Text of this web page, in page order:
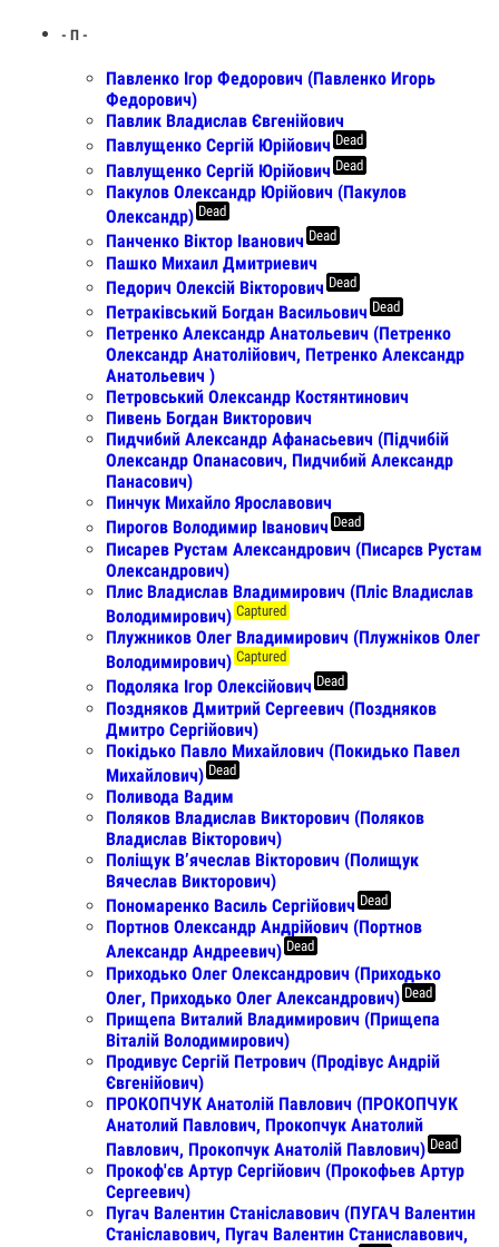
- П -
Павленко Ігор Федорович (Павленко Игорь
Федорович)
Павлик Владислав Євгенійович
Павлущенко Сергій Юрійович Dead
Павлущенко Сергій Юрійович Dead
Пакулов Олександр Юрійович (Пакулов
Олександр) Dead
Панченко Віктор Іванович Dead
Пашко Михаил Дмитриевич
Педорич Олексій Вікторович Dead
Петраківський Богдан Васильович Dead
Петренко Александр Анатольевич (Петренко
Олександр Анатолійович, Петренко Александр
Анатольевич )
Петровський Олександр Костянтинович
Пивень Богдан Викторович
Пидчибий Александр Афанасьевич (Підчибій
Олександр Опанасович, Пидчибий Александр
Панасович)
Пинчук Михайло Ярославович
Пирогов Володимир Іванович Dead
Писарев Рустам Александрович (Писарєв Рустам
Олександрович)
Плис Владислав Владимирович (Пліс Владислав
Володимирович) Captured
Плужников Олег Владимирович (Плужніков Олег
Володимирович) Captured
Подоляка Ігор Олексійович Dead
Поздняков Дмитрий Сергеевич (Поздняков
Дмитро Сергiйович)
Покідько Павло Михайлович (Покидько Павел
Михайлович) Dead
Поливода Вадим
Поляков Владислав Викторович (Поляков
Владислав Вікторович)
Поліщук В’ячеслав Вікторович (Полищук
Вячеслав Викторович)
Пономаренко Василь Сергійович Dead
Портнов Олександр Андрійович (Портнов
Александр Андреевич) Dead
Приходько Олег Олександрович (Приходько
Олег, Приходько Олег Александрович) Dead
Прищепа Виталий Владимирович (Прищепа
Віталій Володимирович)
Продивус Сергій Петрович (Продівус Андрій
Євгенійович)
ПРОКОПЧУК Анатолій Павлович (ПРОКОПЧУК
Анатолий Павлович, Прокопчук Анатолий
Павлович, Прокопчук Анатолій Павлович) Dead
Прокоф'єв Артур Сергiйович (Прокофьев Артур
Сергеевич)
Пугач Валентин Станіславович (ПУГАЧ Валентин
Станіславович, Пугач Валентин Станиславович,